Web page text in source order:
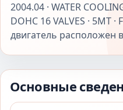
2004.04 · WATER
DOHC 16 VALVES · 5MT
двигатель расположен
Основные